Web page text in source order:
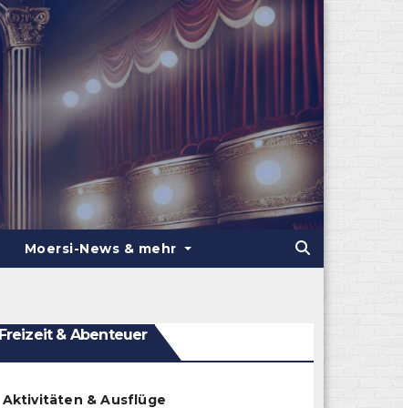
Moersi-News & mehr
Freizeit & Abenteuer
Aktivitäten & Ausflüge